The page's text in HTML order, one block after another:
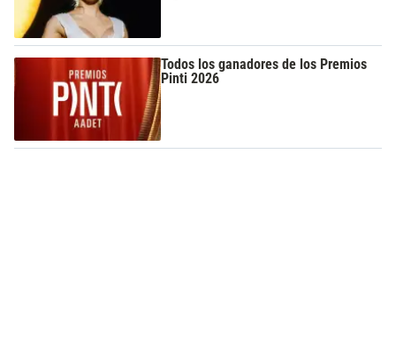
Todos los ganadores de los Premios
Pinti 2026